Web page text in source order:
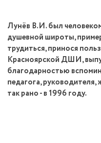
Лунёв В.И. был
душевной широты,
трудиться, принося
Красноярской ДШИ,
благодарностью
педагога,
так рано - в 1996 году.